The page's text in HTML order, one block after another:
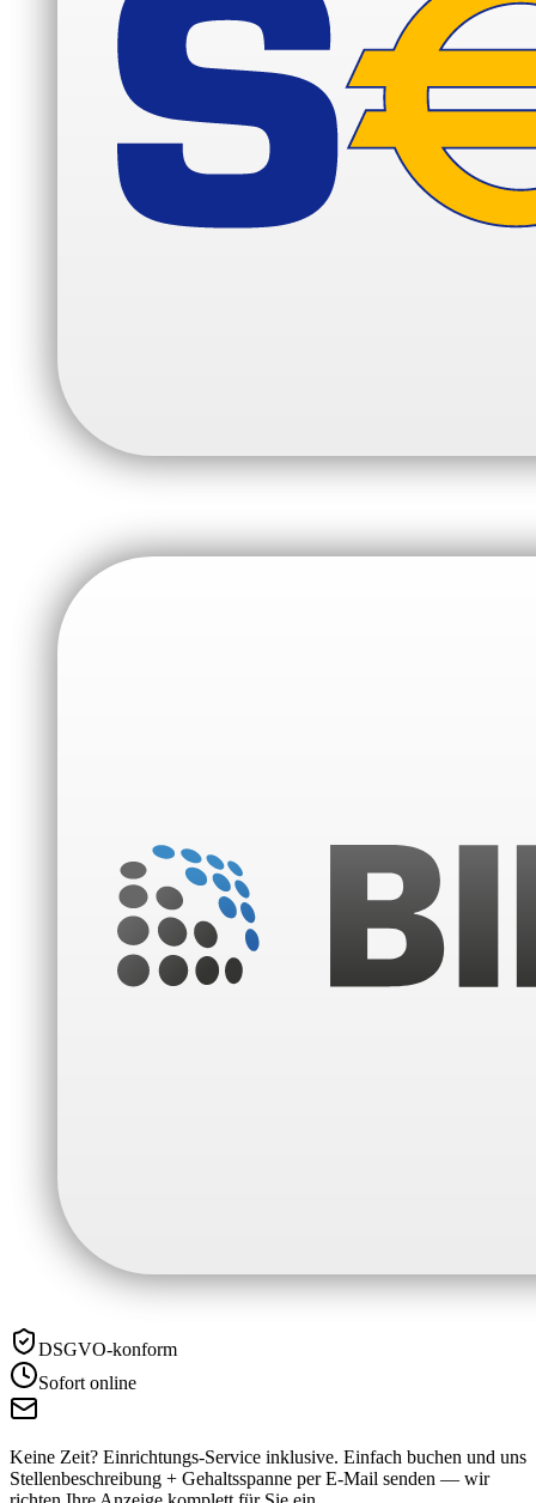
DSGVO-konform
Sofort online
Keine Zeit? Einrichtungs-Service inklusive. Einfach buchen und uns
Stellenbeschreibung + Gehaltsspanne per E-Mail senden — wir